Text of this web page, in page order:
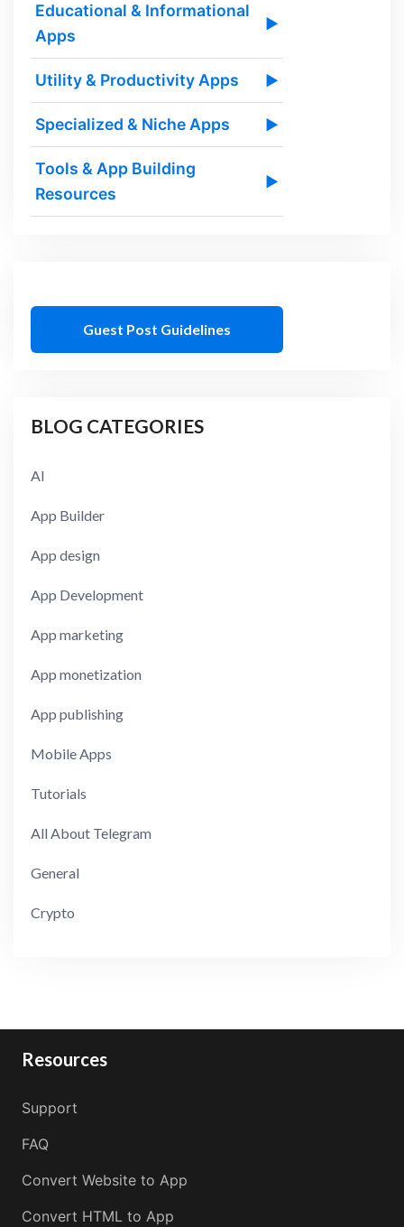
Educational & Informational
Apps
▶
Utility & Productivity Apps ▶
Specialized & Niche Apps ▶
Tools & App Building
Resources
▶
Guest Post Guidelines
BLOG CATEGORIES
AI
App Builder
App design
App Development
App marketing
App monetization
App publishing
Mobile Apps
Tutorials
All About Telegram
General
Crypto
Resources
Support
FAQ
Convert Website to App
Convert HTML to App